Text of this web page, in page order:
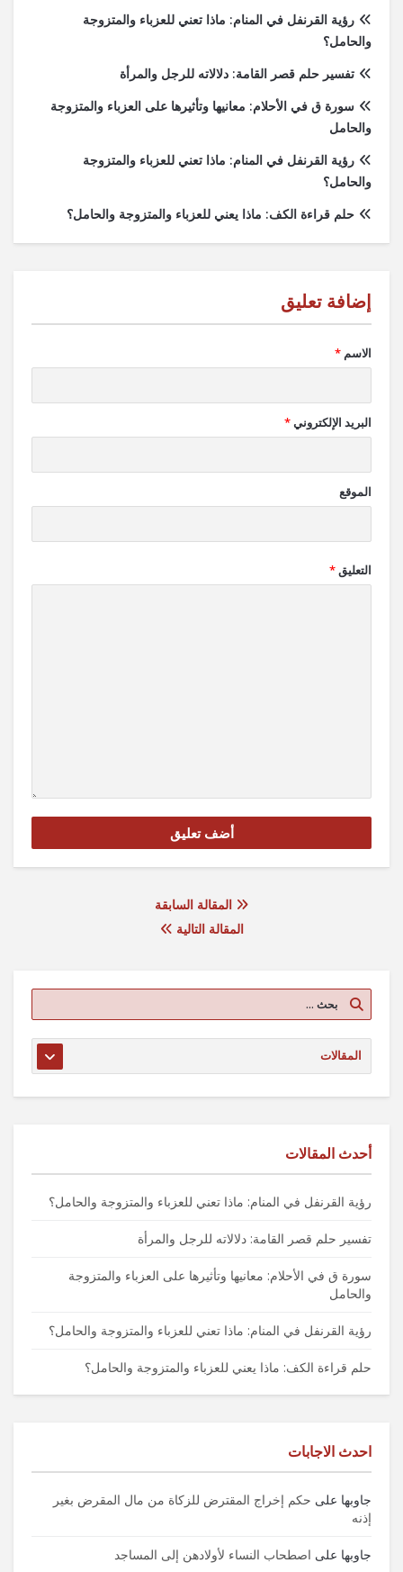
رؤية القرنفل في المنام: ماذا تعني للعزباء والمتزوجة
والحامل؟
تفسير حلم قصر القامة: دلالاته للرجل والمرأة
سورة ق في الأحلام: معانيها وتأثيرها على العزباء والمتزوجة
والحامل
رؤية القرنفل في المنام: ماذا تعني للعزباء والمتزوجة
والحامل؟
حلم قراءة الكف: ماذا يعني للعزباء والمتزوجة والحامل؟
الاسم *
البريد الإلكتروني*
الموقع
التعليق*
المقالة السابقة
المقالة التالية
أحدث المقالات
رؤية القرنفل في المنام: ماذا تعني للعزباء والمتزوجة والحامل؟
تفسير حلم قصر القامة: دلالاته للرجل والمرأة
سورة ق في الأحلام: معانيها وتأثيرها على العزباء والمتزوجة
والحامل
رؤية القرنفل في المنام: ماذا تعني للعزباء والمتزوجة والحامل؟
حلم قراءة الكف: ماذا يعني للعزباء والمتزوجة والحامل؟
احدث الاجابات
جاوبها على حكم إخراج المقترض للزكاة من مال المقرض بغير
إذنه
جاوبها على اصطحاب النساء لأولادهن إلى المساجد